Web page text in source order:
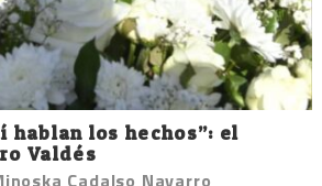
hablan los hechos”: el
Valdés
Cadalso Navarro